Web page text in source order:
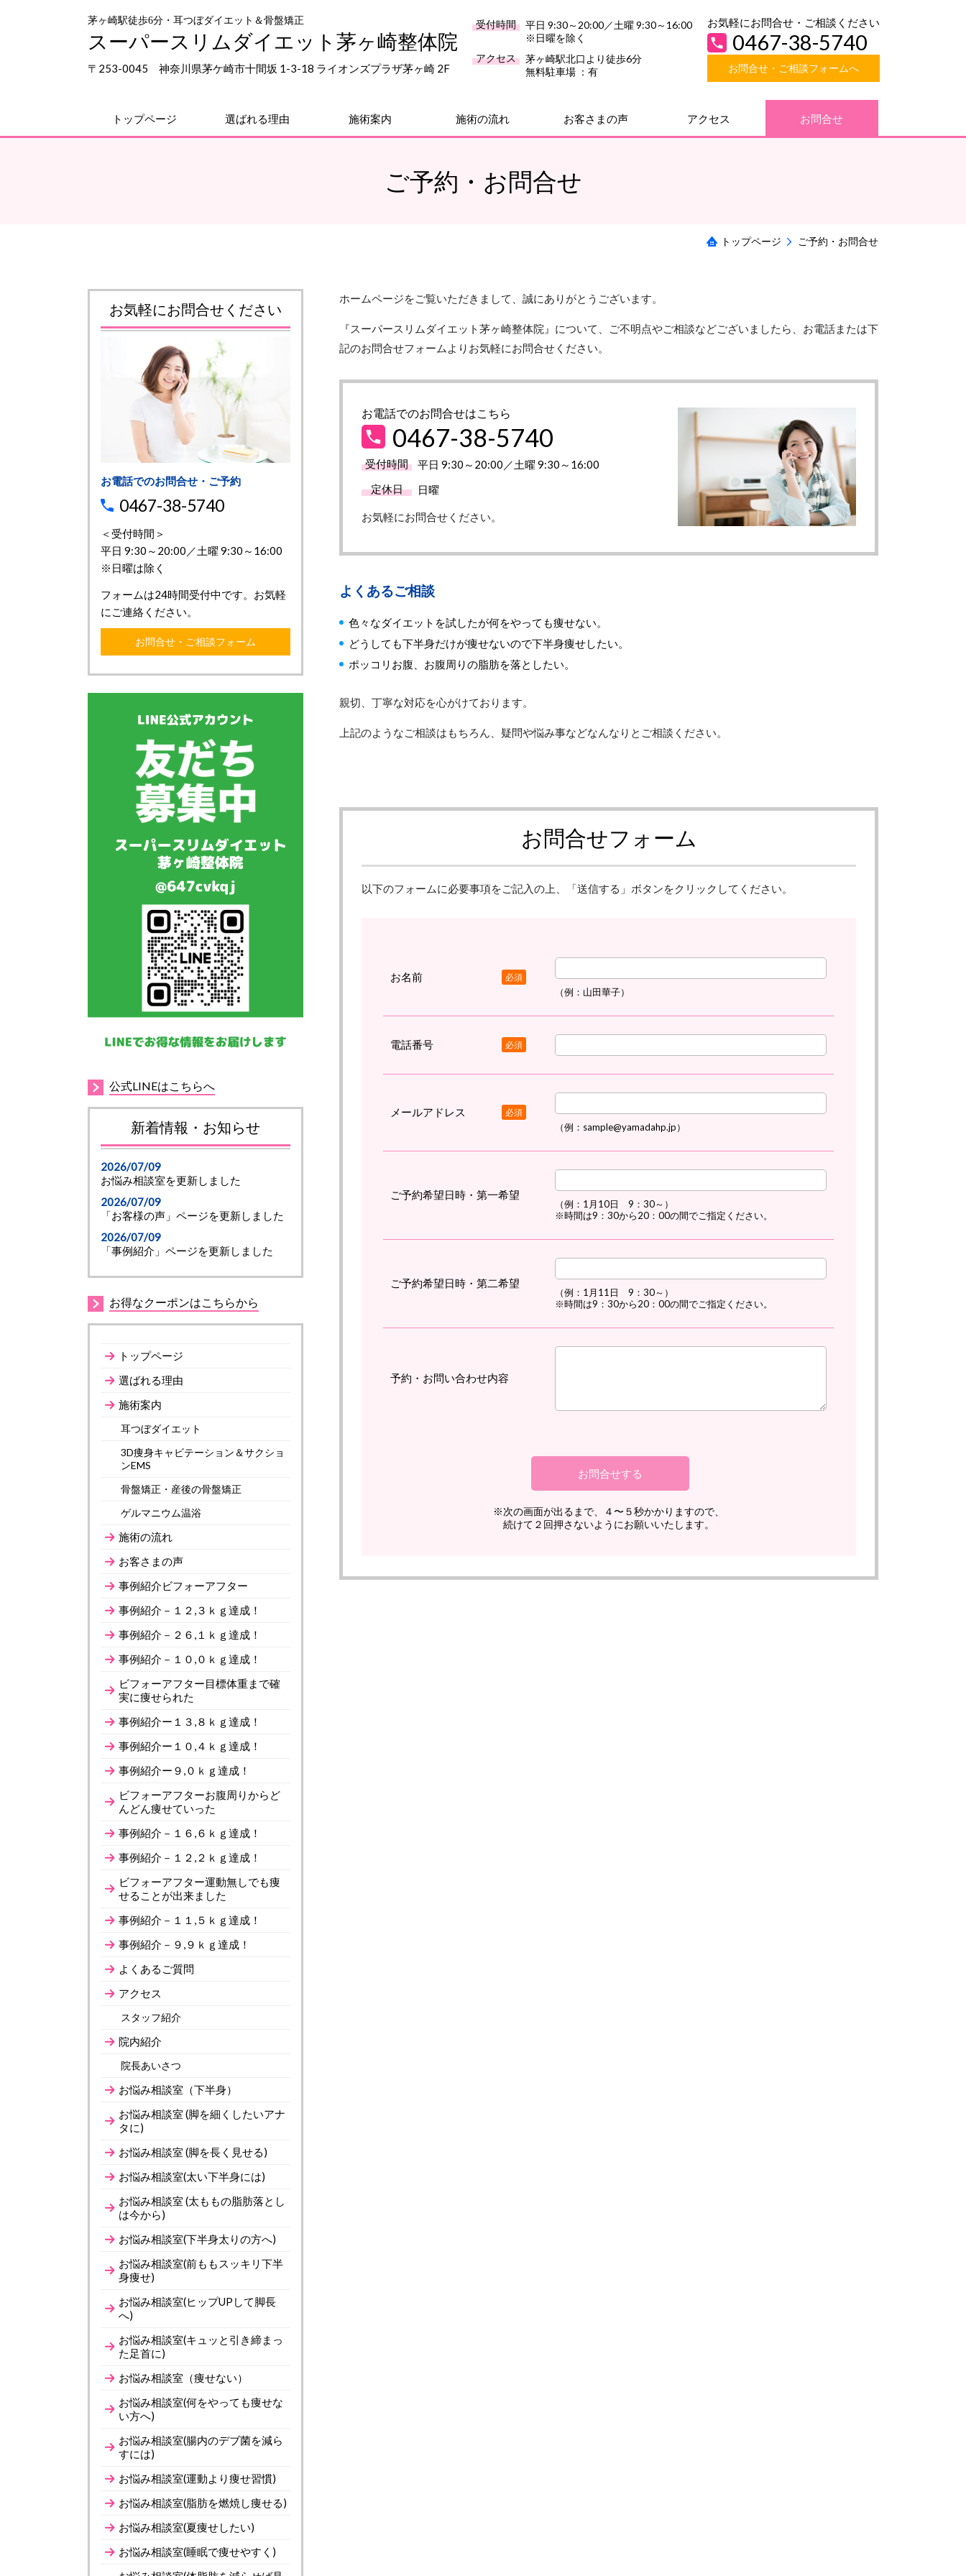
茅ヶ崎駅徒歩6分・耳つぼダイエット＆骨盤矯正
スーパースリムダイエット茅ヶ崎整体院
〒253-0045 神奈川県茅ケ崎市十間坂 1-3-18 ライオンズプラザ茅ヶ崎 2F
受付時間
平日 9:30～20:00／土曜 9:30～16:00
※日曜を除く
アクセス
茅ヶ崎駅北口より徒歩6分
無料駐車場 ：有
お気軽にお問合せ・ご相談ください
0467-38-5740
お問合せ・ご相談フォームへ
トップページ 選ばれる理由 施術案内 施術の流れ お客さまの声 アクセス お問合せ
ご予約・お問合せ
トップページ ご予約・お問合せ
ホームページをご覧いただきまして、誠にありがとうございます。
『スーパースリムダイエット茅ヶ崎整体院』について、ご不明点やご相談などございましたら、お電話または下
記のお問合せフォームよりお気軽にお問合せください。
お電話でのお問合せはこちら
0467-38-5740
受付時間
平日 9:30～20:00／土曜 9:30～16:00
定休日
日曜
お気軽にお問合せください。
よくあるご相談
色々なダイエットを試したが何をやっても痩せない。
どうしても下半身だけが痩せないので下半身痩せしたい。
ポッコリお腹、お腹周りの脂肪を落としたい。
親切、丁寧な対応を心がけております。
上記のようなご相談はもちろん、疑問や悩み事などなんなりとご相談ください。
お問合せフォーム
以下のフォームに必要事項をご記入の上、「送信する」ボタンをクリックしてください。
お名前 必須
（例：山田華子）
電話番号 必須
メールアドレス 必須
（例：sample@yamadahp.jp）
ご予約希望日時・第一希望
（例：1月10日 9：30～）
※時間は9：30から20：00の間でご指定ください。
ご予約希望日時・第二希望
（例：1月11日 9：30～）
※時間は9：30から20：00の間でご指定ください。
予約・お問い合わせ内容
※次の画面が出るまで、４〜５秒かかりますので、
続けて２回押さないようにお願いいたします。
お気軽にお問合せください
お電話でのお問合せ・ご予約
0467-38-5740
＜受付時間＞
平日 9:30～20:00／土曜 9:30～16:00
※日曜は除く
フォームは24時間受付中です。お気軽
にご連絡ください。
お問合せ・ご相談フォーム
公式LINEはこちらへ
新着情報・お知らせ
2026/07/09
お悩み相談室を更新しました
2026/07/09
「お客様の声」ページを更新しました
2026/07/09
「事例紹介」ページを更新しました
お得なクーポンはこちらから
トップページ
選ばれる理由
施術案内
耳つぼダイエット
3D痩身キャビテーション＆サクショ
ンEMS
骨盤矯正・産後の骨盤矯正
ゲルマニウム温浴
施術の流れ
お客さまの声
事例紹介ビフォーアフター
事例紹介－１２,３ｋｇ達成！
事例紹介－２６,１ｋｇ達成！
事例紹介－１０,０ｋｇ達成！
ビフォーアフター目標体重まで確
実に痩せられた
事例紹介ー１３,８ｋｇ達成！
事例紹介ー１０,４ｋｇ達成！
事例紹介ー９,０ｋｇ達成！
ビフォーアフターお腹周りからど
んどん痩せていった
事例紹介－１６,６ｋｇ達成！
事例紹介－１２,２ｋｇ達成！
ビフォーアフター運動無しでも痩
せることが出来ました
事例紹介－１１,５ｋｇ達成！
事例紹介－９,９ｋｇ達成！
よくあるご質問
アクセス
スタッフ紹介
院内紹介
院長あいさつ
お悩み相談室（下半身）
お悩み相談室 (脚を細くしたいアナ
タに)
お悩み相談室 (脚を長く見せる)
お悩み相談室(太い下半身には)
お悩み相談室 (太ももの脂肪落とし
は今から)
お悩み相談室(下半身太りの方へ)
お悩み相談室(前ももスッキリ下半
身痩せ)
お悩み相談室(ヒップUPして脚長
へ)
お悩み相談室(キュッと引き締まっ
た足首に)
お悩み相談室（痩せない）
お悩み相談室(何をやっても痩せな
い方へ)
お悩み相談室(腸内のデブ菌を減ら
すには)
お悩み相談室(運動より痩せ習慣)
お悩み相談室(脂肪を燃焼し痩せる)
お悩み相談室(夏痩せしたい)
お悩み相談室(睡眠で痩せやすく)